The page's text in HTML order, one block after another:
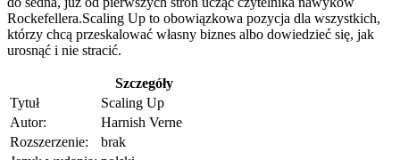
Rockefellera.Scaling Up to obowiązkowa pozycja dla wszystkich,
którzy chcą przeskalować własny biznes albo dowiedzieć się, jak
urosnąć i nie stracić.
Szczegóły
Tytuł
Scaling Up
Autor:
Harnish Verne
Rozszerzenie:
brak